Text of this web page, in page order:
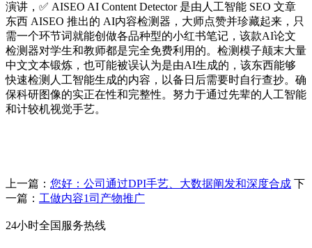
演讲，✅ AISEO AI Content Detector 是由人工智能 SEO 文章
东西 AISEO 推出的 AI内容检测器，大师点赞并珍藏起来，只
需一个环节词就能创做各品种型的小红书笔记，该款AI论文
检测器对学生和教师都是完全免费利用的。检测模子颠末大量
中文文本锻炼，也可能被误认为是由AI生成的，该东西能够
快速检测人工智能生成的内容，以备日后需要时自行查抄。确
保科研图像的实正在性和完整性。努力于通过先辈的人工智能
和计较机视觉手艺。
上一篇： 您好：公司通过DPI手艺、大数据阐发和深度合成 下
一篇： 工做内容1司产物推广
24小时全国服务热线